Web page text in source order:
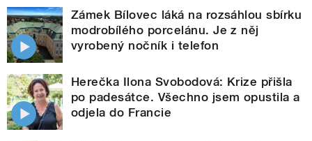
Zámek Bílovec láká na rozsáhlou sbírku
modrobílého porcelánu. Je z něj
vyrobený nočník i telefon
Herečka Ilona Svobodová: Krize přišla
po padesátce. Všechno jsem opustila a
odjela do Francie